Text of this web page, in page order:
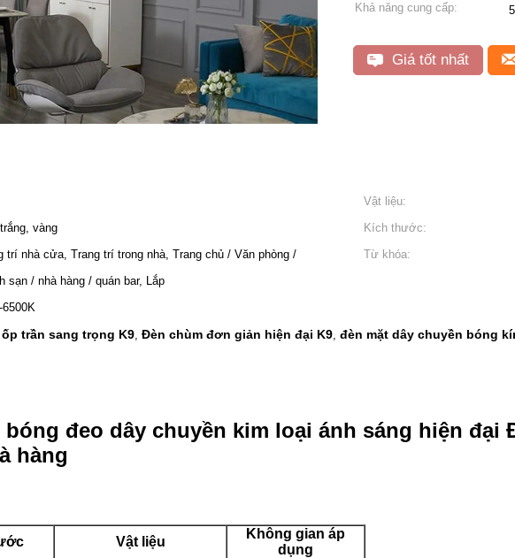
Khả năng cung cấp:
Giá tốt nhất
Vật liệu:
vàng Kích thước:
trí nhà cửa, Trang trí trong nhà, Trang chủ / Văn phòng /
sạn / nhà hàng / quán bar, Lắp
Từ khóa:
6500K
trần sang trọng K9, Đèn chùm đơn giản hiện đại K9, đèn mặt dây chuyền bóng
đeo dây chuyền kim loại ánh sáng hiện đại
hàng
Vật liệu
Không gian áp
dụng